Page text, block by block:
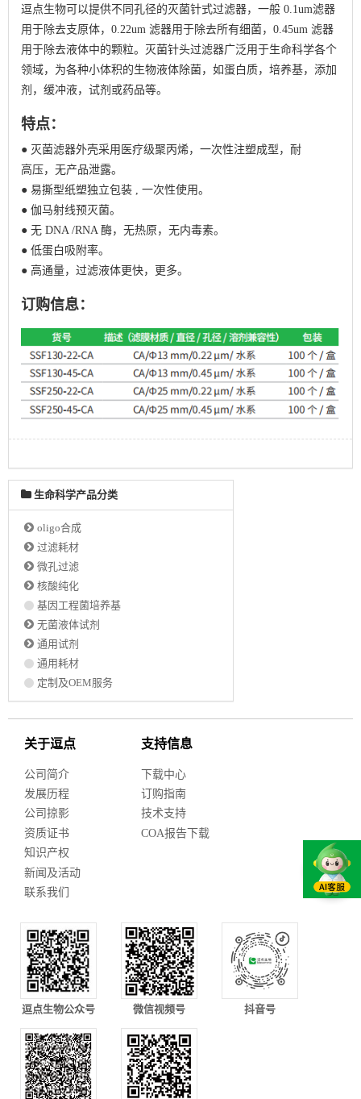
逗点生物可以提供不同孔径的灭菌针式过滤器，一般 0.1um滤器
用于除去支原体，0.22um 滤器用于除去所有细菌，0.45um 滤器
用于除去液体中的颗粒。灭菌针头过滤器广泛用于生命科学各个
领域，为各种小体积的生物液体除菌，如蛋白质，培养基，添加
剂，缓冲液，试剂或药品等。
特点：
● 灭菌滤器外壳采用医疗级聚丙烯，一次性注塑成型，耐
高压，无产品泄露。
● 易撕型纸塑独立包装 , 一次性使用。
● 伽马射线预灭菌。
● 无 DNA /RNA 酶，无热原，无内毒素。
● 低蛋白吸附率。
● 高通量，过滤液体更快，更多。
订购信息：
生命科学产品分类
oligo合成
过滤耗材
微孔过滤
核酸纯化
基因工程菌培养基
无菌液体试剂
通用试剂
通用耗材
定制及OEM服务
关于逗点
公司简介
发展历程
公司掠影
资质证书
知识产权
新闻及活动
联系我们
支持信息
下载中心
订购指南
技术支持
COA报告下载
逗点生物公众号 微信视频号 抖音号